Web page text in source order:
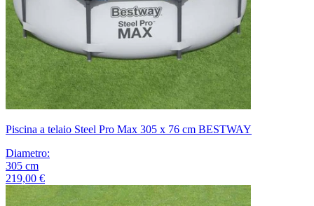
Piscina a telaio Steel Pro Max 305 x 76 cm BESTWAY
Diametro:
305 cm
219,00 €